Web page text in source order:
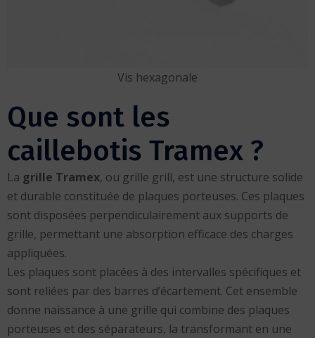
Vis hexagonale
Que sont les
caillebotis Tramex ?
La grille Tramex, ou grille grill, est une structure solide
et durable constituée de plaques porteuses. Ces plaques
sont disposées perpendiculairement aux supports de
grille, permettant une absorption efficace des charges
appliquées.
Les plaques sont placées à des intervalles spécifiques et
sont reliées par des barres d’écartement. Cet ensemble
donne naissance à une grille qui combine des plaques
porteuses et des séparateurs, la transformant en une